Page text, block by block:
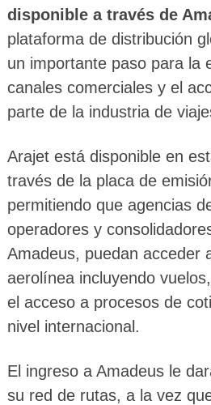
disponible a través de
plataforma de distribución
un importante paso para la
canales comerciales y el
parte de la industria de
Arajet está disponible en
través de la placa de
permitiendo que agencias
operadores y
Amadeus, puedan acceder
aerolínea incluyendo
el acceso a procesos de
nivel internacional.
El ingreso a Amadeus le
su red de rutas, a la vez